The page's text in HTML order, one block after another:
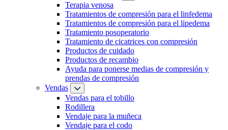
Terapia venosa
Tratamientos de compresión para el linfedema
Tratamientos de compresión para el lipedema
Tratamiento posoperatorio
Tratamiento de cicatrices con compresión
Productos de cuidado
Productos de recambio
Ayuda para ponerse medias de compresión y
prendas de compresión
Vendas
Vendas para el tobillo
Rodillera
Vendaje para la muñeca
Vendaje para el codo